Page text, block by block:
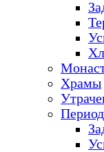
Храмы